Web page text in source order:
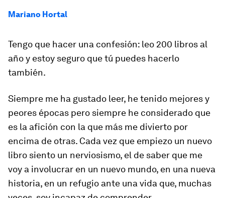
Mariano Hortal
Tengo que hacer una confesión: leo 200 libros al
año y estoy seguro que tú puedes hacerlo
también.
Siempre me ha gustado leer, he tenido mejores y
peores épocas pero siempre he considerado que
es la afición con la que más me divierto por
encima de otras. Cada vez que empiezo un nuevo
libro siento un nerviosismo, el de saber que me
voy a involucrar en un nuevo mundo, en una nueva
historia, en un refugio ante una vida que, muchas